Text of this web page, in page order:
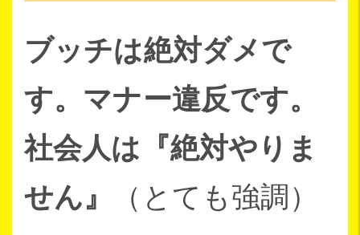
ブッチは絶対ダメで
す。マナー違反です。
社会人は『絶対やりま
せん』
（とても強調）